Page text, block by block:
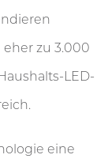
zu 3.000
LED-
eine